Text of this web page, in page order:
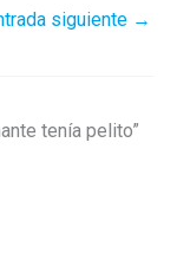
siguiente →
tenía pelito”